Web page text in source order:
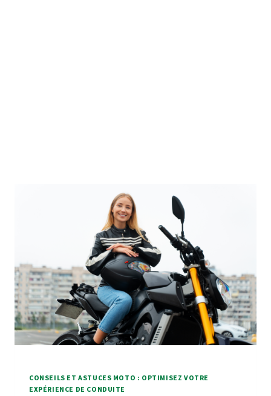
CONSEILS ET ASTUCES MOTO : OPTIMISEZ VOTRE
EXPÉRIENCE DE CONDUITE